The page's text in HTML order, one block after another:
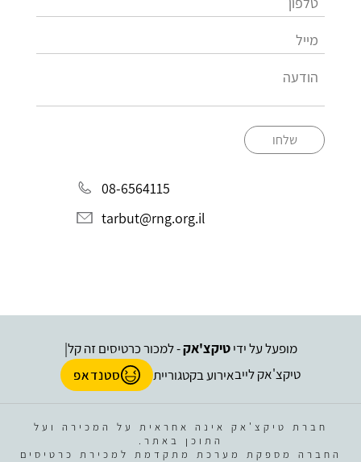
שלחו
08-6564115
tarbut@rng.org.il
מופעל על ידיטיקצ'אק- למכור כרטיסים זה קל
טיקצ'אק לייבאירוע בקטגוריית סטנדאפ
חברת טיקצ'אק אינה אחראית על המכירה ועל
התוכן באתר.
החברה מספקת מערכת מתקדמת למכירת כרטיסים